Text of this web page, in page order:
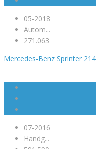
05-2018
Autom...
271.063
Mercedes-Benz Sprinter
07-2016
Handg...